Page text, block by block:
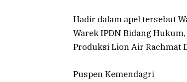
Hadir dalam apel tersebut
Warek IPDN Bidang
Produksi Lion Air Rachmat
Puspen Kemendagri